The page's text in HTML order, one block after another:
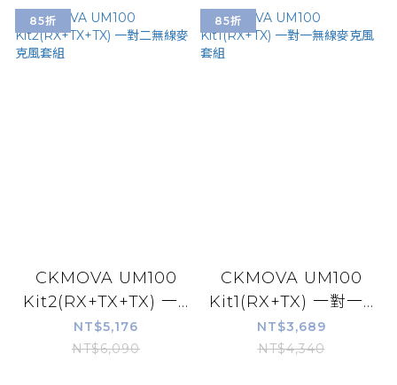
85折
CKMOVA UM100
Kit2(RX+TX+TX) 一...
NT$5,176
NT$6,090
85折
CKMOVA UM100
Kit1(RX+TX) 一對一...
NT$3,689
NT$4,340